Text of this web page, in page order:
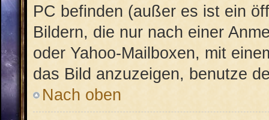
PC befinden (außer es ist ein
Bildern, die nur nach einer
oder Yahoo-Mailboxen, mit
das Bild anzuzeigen, benutze
Nach oben